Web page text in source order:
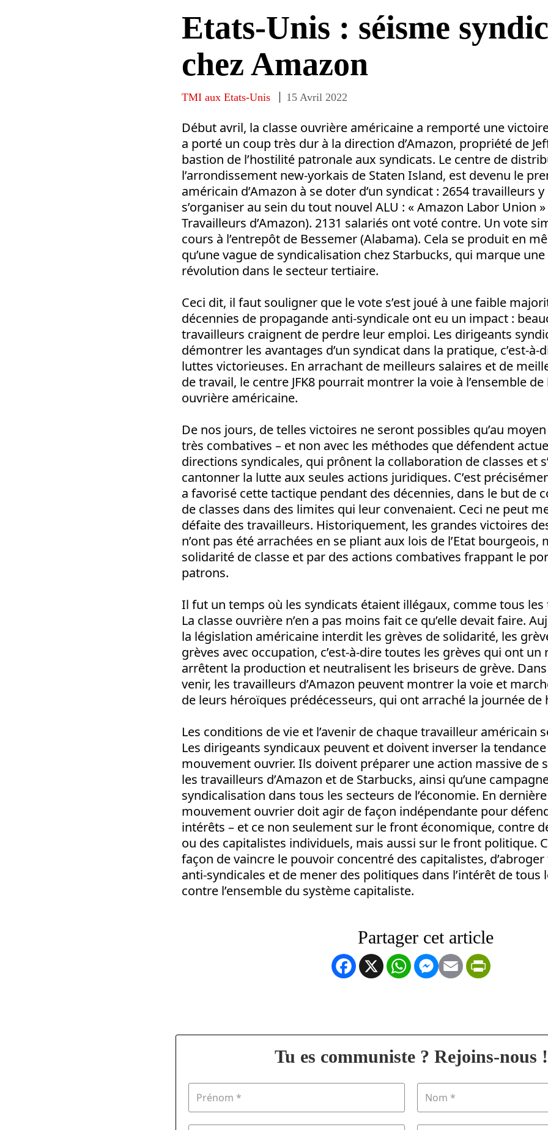
Etats-Unis : séisme
chez Amazon
TMI aux Etats-Unis 15 Avril 2022
Début avril, la classe ouvrière américaine a remporté une
a porté un coup très dur à la direction d’Amazon, propriété de
bastion de l’hostilité patronale aux syndicats. Le centre de
l’arrondissement new-yorkais de Staten Island, est devenu le
américain d’Amazon à se doter d’un syndicat : 2654 travailleurs
s’organiser au sein du tout nouvel ALU : « Amazon Labor Union
Travailleurs d’Amazon). 2131 salariés ont voté contre. Un vote
cours à l’entrepôt de Bessemer (Alabama). Cela se produit en
qu’une vague de syndicalisation chez Starbucks, qui marque
révolution dans le secteur tertiaire.
Ceci dit, il faut souligner que le vote s’est joué à une faible
décennies de propagande anti-syndicale ont eu un impact :
travailleurs craignent de perdre leur emploi. Les dirigeants
démontrer les avantages d’un syndicat dans la pratique, c’est-à-
luttes victorieuses. En arrachant de meilleurs salaires et de
de travail, le centre JFK8 pourrait montrer la voie à l’ensemble de
ouvrière américaine.
De nos jours, de telles victoires ne seront possibles qu’au
très combatives – et non avec les méthodes que défendent
directions syndicales, qui prônent la collaboration de classes et
cantonner la lutte aux seules actions juridiques. C’est
a favorisé cette tactique pendant des décennies, dans le but de
de classes dans des limites qui leur convenaient. Ceci ne peut
défaite des travailleurs. Historiquement, les grandes victoires
n’ont pas été arrachées en se pliant aux lois de l’Etat bourgeois,
solidarité de classe et par des actions combatives frappant le
patrons.
Il fut un temps où les syndicats étaient illégaux, comme tous les
La classe ouvrière n’en a pas moins fait ce qu’elle devait faire.
la législation américaine interdit les grèves de solidarité, les
grèves avec occupation, c’est-à-dire toutes les grèves qui ont
arrêtent la production et neutralisent les briseurs de grève.
venir, les travailleurs d’Amazon peuvent montrer la voie et
de leurs héroïques prédécesseurs, qui ont arraché la journée de
Les conditions de vie et l’avenir de chaque travailleur américain
Les dirigeants syndicaux peuvent et doivent inverser la
mouvement ouvrier. Ils doivent préparer une action massive de
les travailleurs d’Amazon et de Starbucks, ainsi qu’une
syndicalisation dans tous les secteurs de l’économie. En
mouvement ouvrier doit agir de façon indépendante pour
intérêts – et ce non seulement sur le front économique, contre
ou des capitalistes individuels, mais aussi sur le front politique.
façon de vaincre le pouvoir concentré des capitalistes,
anti-syndicales et de mener des politiques dans l’intérêt de tous
contre l’ensemble du système capitaliste.
Facebook
X WhatsApp
Messenger
Email
Tu es communiste ? Rejoins-nous !